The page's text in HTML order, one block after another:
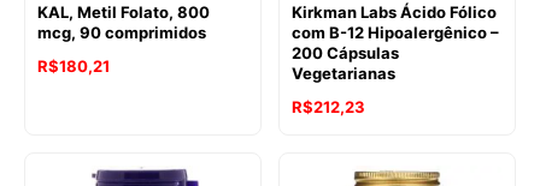
KAL, Metil Folato, 800
mcg, 90 comprimidos
R$180,21
Kirkman Labs Ácido Fólico
com B-12 Hipoalergênico –
200 Cápsulas
Vegetarianas
R$212,23